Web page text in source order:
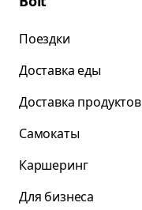
Поездки
Доставка еды
Доставка продуктов
Самокаты
Каршеринг
Для бизнеса